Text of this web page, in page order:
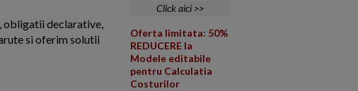
obligatii declarative,
si oferim solutii
Click aici >>
Oferta limitata: 50%
REDUCERE la
Modele editabile
pentru Calculatia
Costurilor